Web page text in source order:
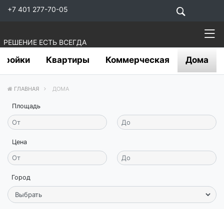
+7 401 277-70-05
РЕШЕНИЕ ЕСТЬ ВСЕГДА
Квартиры Коммерческая Дома
ГЛАВНАЯ ДОМА
Площадь
Цена
Город